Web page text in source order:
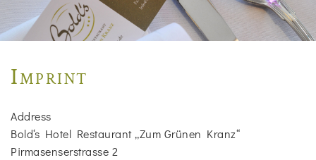
Imprint
Address
Bold‘s Hotel Restaurant „Zum Grünen Kranz“
Pirmasenserstrasse 2